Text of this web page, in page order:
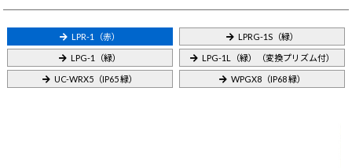
LPR-1（赤） LPRG-1S（緑）
LPG-1（緑） LPG-1L（緑）（変換プリズム付）
UC-WRX5（IP65 緑） WPGX8（IP68 緑）